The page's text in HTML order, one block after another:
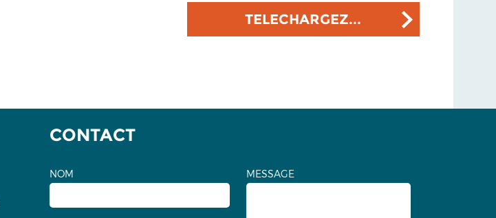
TELECHARGEZ...
CONTACT
NOM MESSAGE